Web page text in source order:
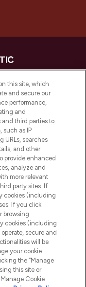
online
met de
en
topmerken.
met gratis
Personal
this site, which
and secure our
performance,
and
third parties to
such as IP
URLs, searches
and other
provide enhanced
analyze and
more relevant
party sites. If
cookies (including
If you click
browsing
cookies (including
secure and
will be
your cookie
the “Manage
this site or
Cookie